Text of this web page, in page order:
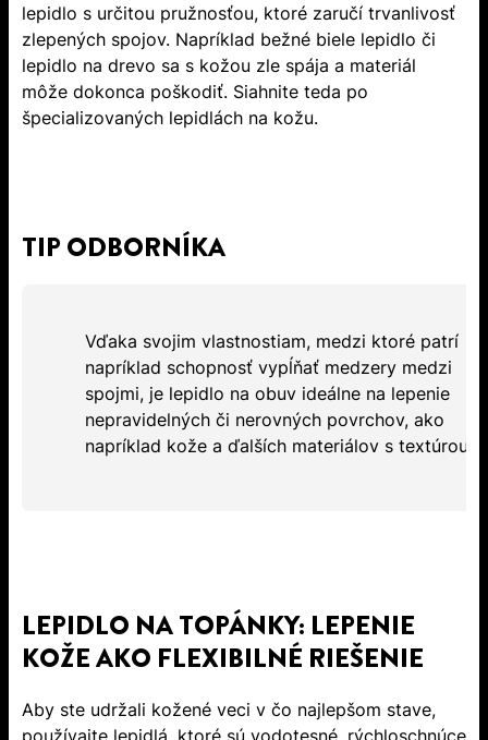
lepidlo s určitou pružnosťou, ktoré zaručí trvanlivosť
zlepených spojov. Napríklad bežné biele lepidlo či
lepidlo na drevo sa s kožou zle spája a materiál
môže dokonca poškodiť. Siahnite teda po
špecializovaných lepidlách na kožu.
TIP ODBORNÍKA
Vďaka svojim vlastnostiam, medzi ktoré patrí
napríklad schopnosť vypĺňať medzery medzi
spojmi, je lepidlo na obuv ideálne na lepenie
nepravidelných či nerovných povrchov, ako
napríklad kože a ďalších materiálov s textúrou.
LEPIDLO NA TOPÁNKY: LEPENIE
KOŽE AKO FLEXIBILNÉ RIEŠENIE
Aby ste udržali kožené veci v čo najlepšom stave,